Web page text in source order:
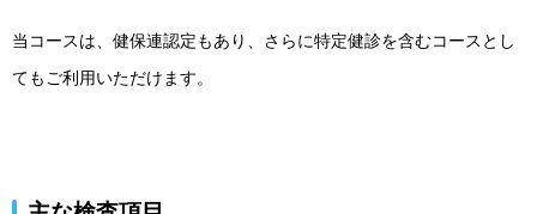
当コースは、健保連認定もあり、さらに特定健診を含むコースとし
てもご利用いただけます。